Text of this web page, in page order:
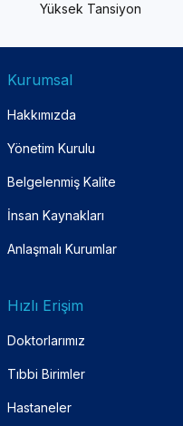
Yüksek Tansiyon
Kurumsal
Hakkımızda
Yönetim Kurulu
Belgelenmiş Kalite
İnsan Kaynakları
Anlaşmalı Kurumlar
Hızlı Erişim
Doktorlarımız
Tıbbi Birimler
Hastaneler